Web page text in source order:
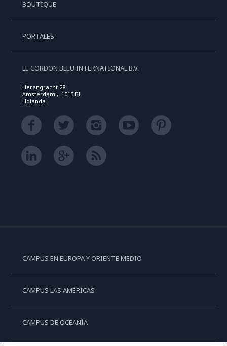
BOUTIQUE
PORTALES
LE CORDON BLEU INTERNATIONAL B.V.
Herengracht 28
Amsterdam , 1015 BL
Holanda
CAMPUS EN EUROPA Y ORIENTE MEDIO
CAMPUS LAS AMÉRICAS
CAMPUS DE OCEANÍA